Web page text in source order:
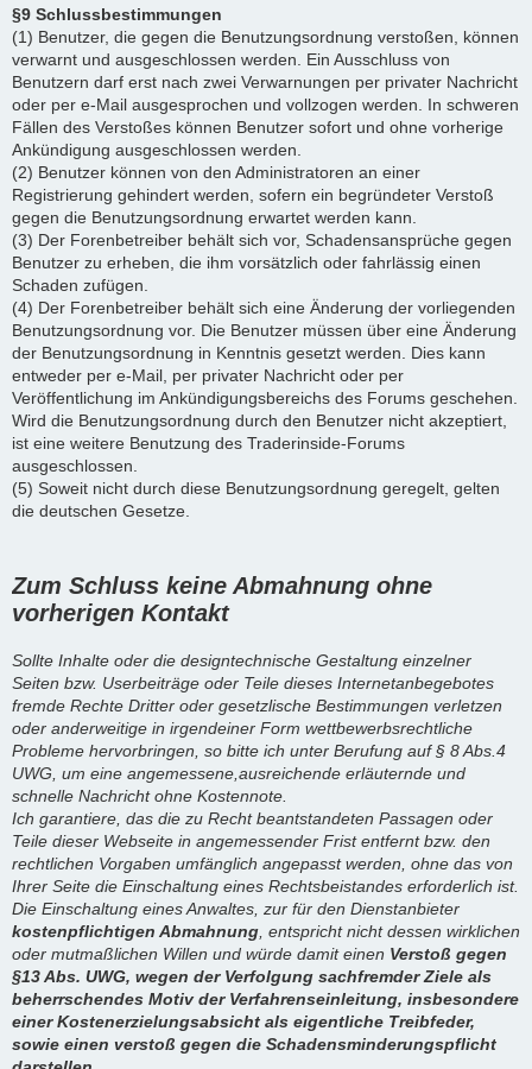
§9 Schlussbestimmungen
(1) Benutzer, die gegen die Benutzungsordnung verstoßen, können
verwarnt und ausgeschlossen werden. Ein Ausschluss von
Benutzern darf erst nach zwei Verwarnungen per privater Nachricht
oder per e-Mail ausgesprochen und vollzogen werden. In schweren
Fällen des Verstoßes können Benutzer sofort und ohne vorherige
Ankündigung ausgeschlossen werden.
(2) Benutzer können von den Administratoren an einer
Registrierung gehindert werden, sofern ein begründeter Verstoß
gegen die Benutzungsordnung erwartet werden kann.
(3) Der Forenbetreiber behält sich vor, Schadensansprüche gegen
Benutzer zu erheben, die ihm vorsätzlich oder fahrlässig einen
Schaden zufügen.
(4) Der Forenbetreiber behält sich eine Änderung der vorliegenden
Benutzungsordnung vor. Die Benutzer müssen über eine Änderung
der Benutzungsordnung in Kenntnis gesetzt werden. Dies kann
entweder per e-Mail, per privater Nachricht oder per
Veröffentlichung im Ankündigungsbereichs des Forums geschehen.
Wird die Benutzungsordnung durch den Benutzer nicht akzeptiert,
ist eine weitere Benutzung des Traderinside-Forums
ausgeschlossen.
(5) Soweit nicht durch diese Benutzungsordnung geregelt, gelten
die deutschen Gesetze.
Zum Schluss keine Abmahnung ohne
vorherigen Kontakt
Sollte Inhalte oder die designtechnische Gestaltung einzelner
Seiten bzw. Userbeiträge oder Teile dieses Internetanbegebotes
fremde Rechte Dritter oder gesetzlische Bestimmungen verletzen
oder anderweitige in irgendeiner Form wettbewerbsrechtliche
Probleme hervorbringen, so bitte ich unter Berufung auf § 8 Abs.4
UWG, um eine angemessene,ausreichende erläuternde und
schnelle Nachricht ohne Kostennote.
Ich garantiere, das die zu Recht beantstandeten Passagen oder
Teile dieser Webseite in angemessender Frist entfernt bzw. den
rechtlichen Vorgaben umfänglich angepasst werden, ohne das von
Ihrer Seite die Einschaltung eines Rechtsbeistandes erforderlich ist.
Die Einschaltung eines Anwaltes, zur für den Dienstanbieter
kostenpflichtigen Abmahnung , entspricht nicht dessen wirklichen
oder mutmaßlichen Willen und würde damit einen Verstoß gegen
§13 Abs. UWG, wegen der Verfolgung sachfremder Ziele als
beherrschendes Motiv der Verfahrenseinleitung, insbesondere
einer Kostenerzielungsabsicht als eigentliche Treibfeder,
sowie einen verstoß gegen die Schadensminderungspflicht